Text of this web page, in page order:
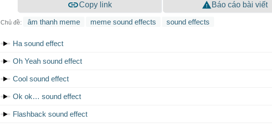
Copy link Báo cáo bài viết
Chủ đề: âm thanh meme meme sound effects sound effects
Ha sound effect
Oh Yeah sound effect
Cool sound effect
Ok ok… sound effect
Flashback sound effect